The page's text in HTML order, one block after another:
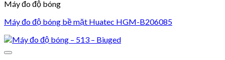
Máy đo độ bóng
Máy đo độ bóng bề mặt Huatec HGM-B206085